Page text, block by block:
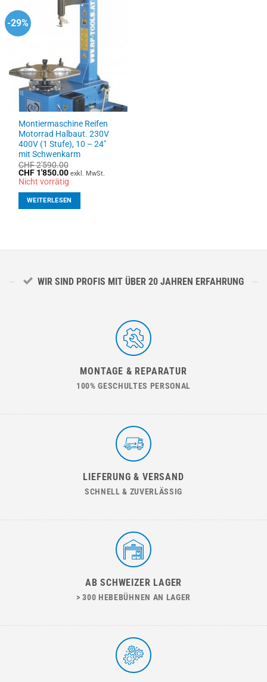
-29%
Montiermaschine Reifen
Motorrad Halbaut. 230V
400V (1 Stufe), 10 – 24″
mit Schwenkarm
CHF2'590.00
Ursprünglicher
Preis
war:
CHF 2'590.00
CHF 1'850.00Aktueller
Preis
ist:
CHF 1'850.00.
exkl. MwSt.
Nicht vorrätig
WEITERLESEN
WIR SIND PROFIS MIT ÜBER 20 JAHREN ERFAHRUNG
MONTAGE & REPARATUR
100% GESCHULTES PERSONAL
LIEFERUNG & VERSAND
SCHNELL & ZUVERLÄSSIG
AB SCHWEIZER LAGER
> 300 HEBEBÜHNEN AN LAGER